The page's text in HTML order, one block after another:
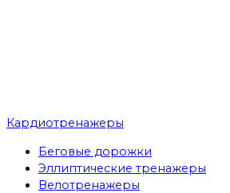
Кардиотренажеры
Беговые дорожки
Эллиптические тренажеры
Велотренажеры